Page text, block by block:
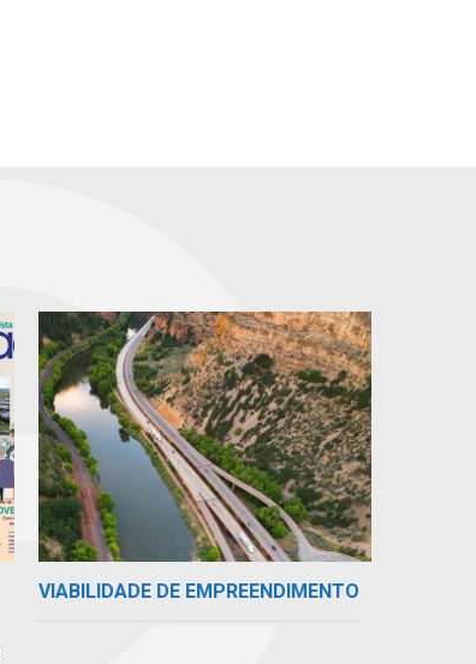
VIABILIDADE DE EMPREENDIMENTO